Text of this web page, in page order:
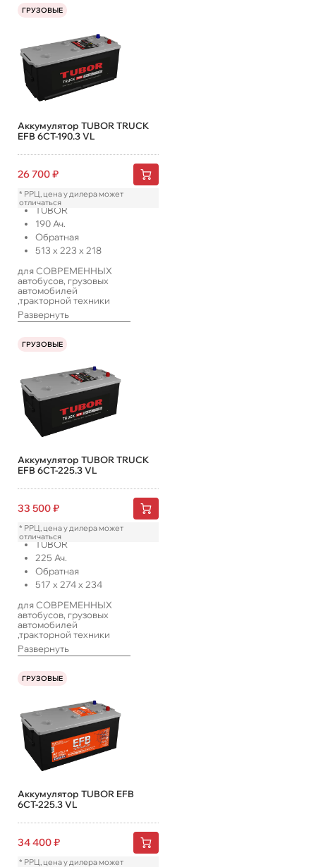
ГРУЗОВЫЕ
Аккумулятор TUBOR TRUCK
EFB 6СТ-190.3 VL
26 700₽
* РРЦ, цена у дилера может
отличаться
TUBOR
190 Ач.
Обратная
513 x 223 x 218
для СОВРЕМЕННЫХ
автобусов, грузовых
автомобилей
,тракторной техники
-оснащенных
расширенным набором
Развернуть
ГРУЗОВЫЕ
Аккумулятор TUBOR TRUCK
EFB 6СТ-225.3 VL
33 500₽
* РРЦ, цена у дилера может
отличаться
TUBOR
225 Ач.
Обратная
517 x 274x 234
для СОВРЕМЕННЫХ
автобусов, грузовых
автомобилей
,тракторной техники
-оснащенных
расширенным набором
Развернуть
ГРУЗОВЫЕ
Аккумулятор TUBOR EFB
6СТ-225.3 VL
34 400₽
* РРЦ, цена у дилера может